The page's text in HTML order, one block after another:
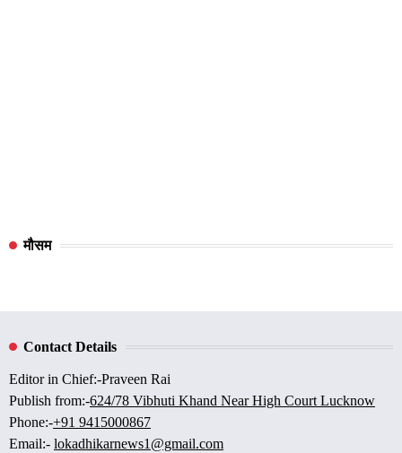
मौसम
Contact Details
Editor in Chief:-Praveen Rai
Publish from:-624/78 Vibhuti Khand Near High Court Lucknow
Phone:-+91 9415000867
Email:- lokadhikarnews1@gmail.com